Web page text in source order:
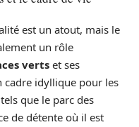
est un atout, mais le
un rôle
vertset ses
cadre idyllique pour les
que le parc des
de détente où il est